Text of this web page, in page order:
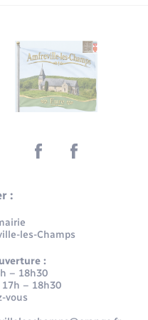
:
les-Champs
:
– 18h30
17h – 18h30
vous